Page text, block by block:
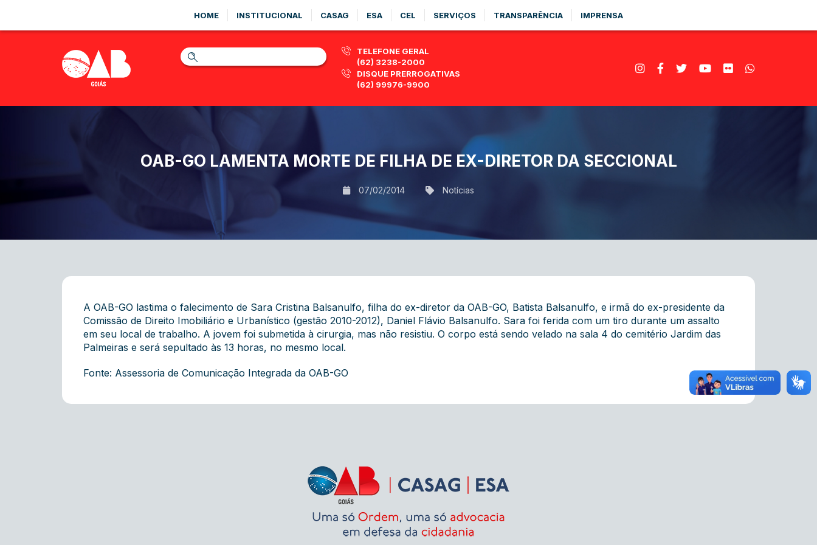
HOME INSTITUCIONAL CASAG ESA CEL SERVIÇOS TRANSPARÊNCIA IMPRENSA
TELEFONE GERAL
(62) 3238-2000
DISQUE PRERROGATIVAS
(62) 99976-9900
OAB-GO LAMENTA MORTE DE FILHA DE EX-DIRETOR DA SECCIONAL
07/02/2014 Notícias
A OAB-GO lastima o falecimento de Sara Cristina Balsanulfo, filha do ex-diretor da OAB-GO, Batista Balsanulfo, e irmã do ex-presidente da
Comissão de Direito Imobiliário e Urbanístico (gestão 2010-2012), Daniel Flávio Balsanulfo. Sara foi ferida com um tiro durante um assalto
em seu local de trabalho. A jovem foi submetida à cirurgia, mas não resistiu. O corpo está sendo velado na sala 4 do cemitério Jardim das
Palmeiras e será sepultado às 13 horas, no mesmo local.
Fonte: Assessoria de Comunicação Integrada da OAB-GO